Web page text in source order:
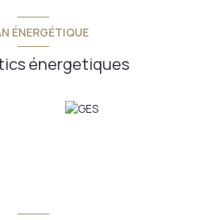
ÉNERGÉTIQUE
énergetiques